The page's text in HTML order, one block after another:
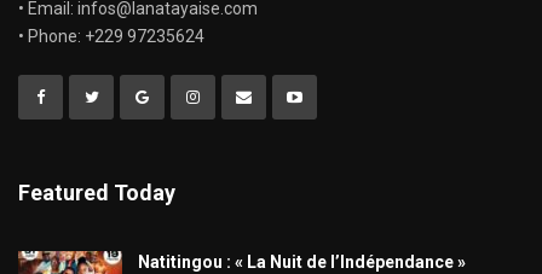
• Email: infos@lanatayaise.com
• Phone: +229 97235624
Featured Today
​Natitingou : « La Nuit de l’Indépendance »